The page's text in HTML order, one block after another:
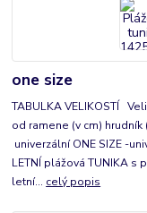
one size
TABULKA VELIKOSTÍ
od ramene (v cm) hrudník
univerzální ONE SIZE
LETNÍ plážová TUNIKA
letní... celý popis